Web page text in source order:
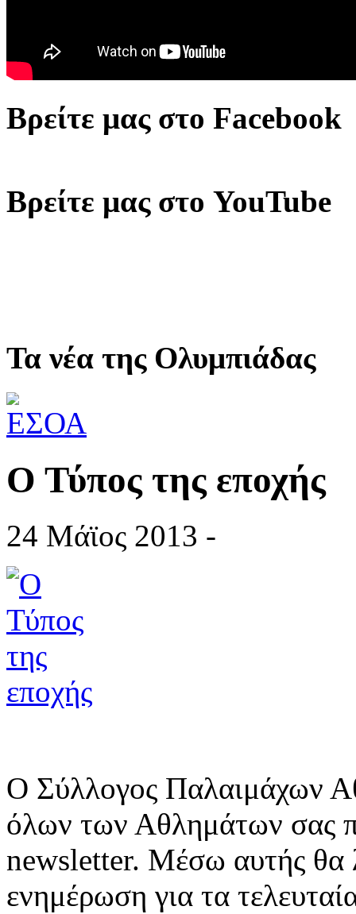
Βρείτε μας στο Facebook
Βρείτε μας στο YouTube
Τα νέα της Ολυμπιάδας
Ο Τύπος της εποχής
24 Μάϊος 2013 -
Ο Σύλλογος Παλαιμάχων
όλων των Αθλημάτων σας
newsletter. Μέσω αυτής θα
ενημέρωση για τα